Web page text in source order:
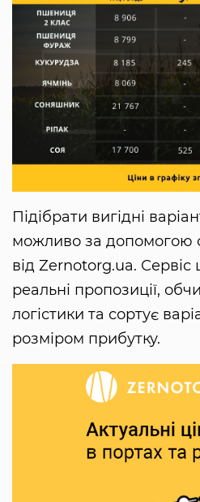
Підібрати вигідні
можливо за допомогою
від Zernotorg.ua.
реальні пропозиції,
логістики та сортує
розміром прибутку.